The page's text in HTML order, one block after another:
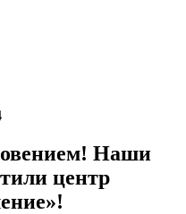
Наши
центр